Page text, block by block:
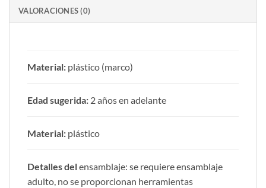
VALORACIONES (0)
Material: plástico (marco)
Edad sugerida: 2 años en adelante
Material: plástico
Detalles delensamblaje: se requiere ensamblaje
adulto, no se proporcionan herramientas